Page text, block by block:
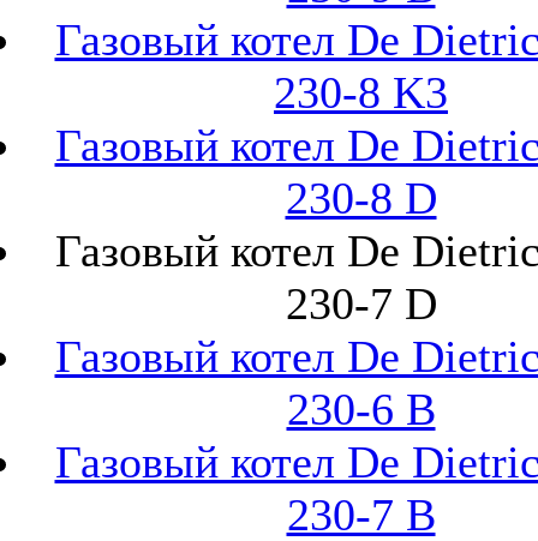
Газовый котел De
230-8 K3
Газовый котел De
230-8 D
Газовый котел De
230-7 D
Газовый котел De
230-6 B
Газовый котел De
230-7 B